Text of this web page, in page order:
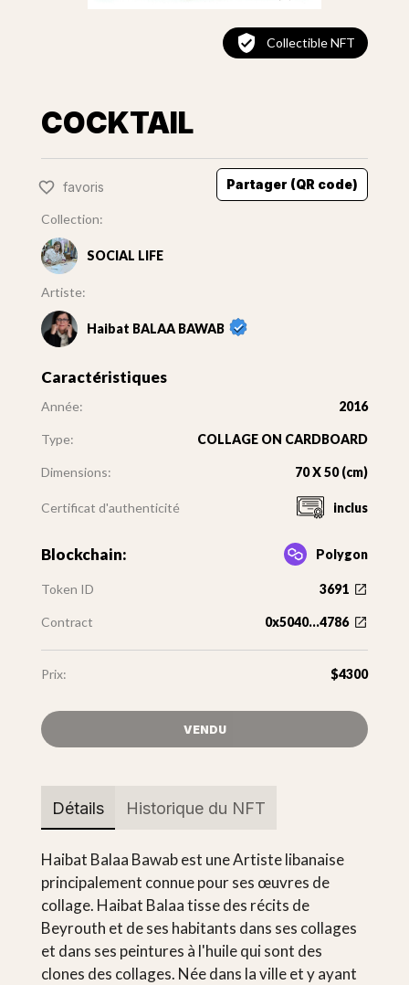
Collectible NFT
COCKTAIL
favoris Partager (QR code)
Collection:
SOCIAL LIFE
Artiste:
Haibat BALAA BAWAB
Caractéristiques
Année: 2016
Type: COLLAGE ON CARDBOARD
Dimensions: 70 X 50 (cm)
Certificat d'authenticité inclus
Blockchain: Polygon
Token ID 3691
Contract 0x5040...4786
Prix: $4300
VENDU
Détails Historique du NFT
Haibat Balaa Bawab est une Artiste libanaise
principalement connue pour ses œuvres de
collage. Haibat Balaa tisse des récits de
Beyrouth et de ses habitants dans ses collages
et dans ses peintures à l'huile qui sont des
clones des collages. Née dans la ville et y ayant